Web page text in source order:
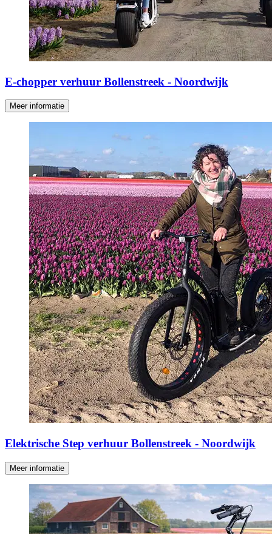
E-chopper verhuur Bollenstreek - Noordwijk
Meer informatie
Elektrische Step verhuur Bollenstreek - Noordwijk
Meer informatie